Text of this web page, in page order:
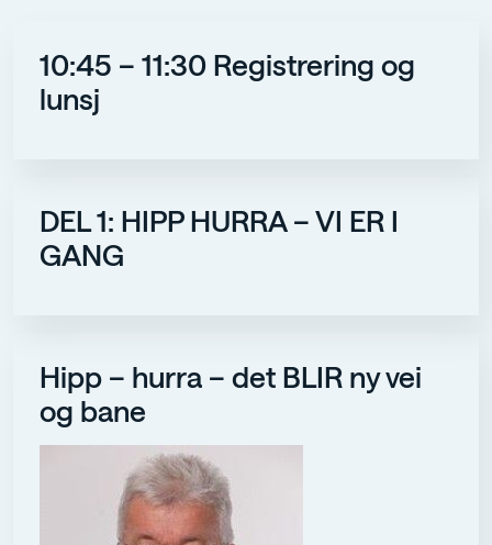
10:45 – 11:30 Registrering og
lunsj
DEL 1: HIPP HURRA – VI ER I
GANG
Hipp – hurra – det BLIR ny vei
og bane